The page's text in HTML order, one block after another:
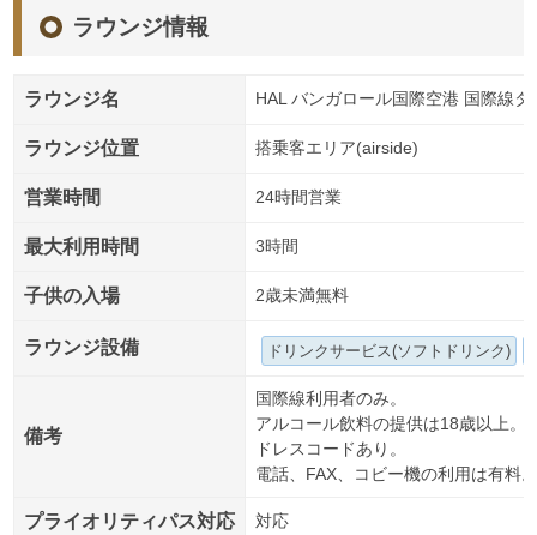
ラウンジ情報
ラウンジ名 HAL バンガロール国際空港 国際線
ラウンジ位置 搭乗客エリア(airside)
営業時間 24時間営業
最大利用時間 3時間
子供の入場 2歳未満無料
ラウンジ設備 ドリンクサービス(ソフトドリンク)
備考
国際線利用者のみ。
アルコール飲料の提供は18歳以上。
ドレスコードあり。
電話、FAX、コビー機の利用は有料。
プライオリティパス対応 対応